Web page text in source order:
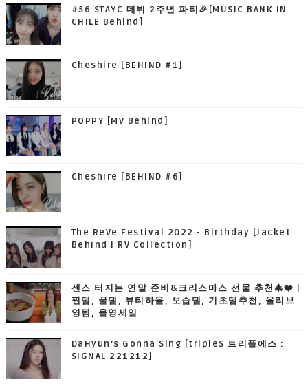
#56 STAYC 데뷔 2주년 파티🎉[MUSIC BANK IN
CHILE Behind]
Cheshire [BEHIND #1]
POPPY [MV Behind]
Cheshire [BEHIND #6]
The ReVe Festival 2022 - Birthday [Jacket
Behind I RV Collection]
센스 터지는 연말 준비&크리스마스 선물 추천🎄❤️ |
찐템, 꿀템, 뷰티하울, 보습템, 기초템추천, 올리브
영템, 올영세일
DaHyun’s Gonna Sing [tripleS 트리플에스 :
SIGNAL 221212]